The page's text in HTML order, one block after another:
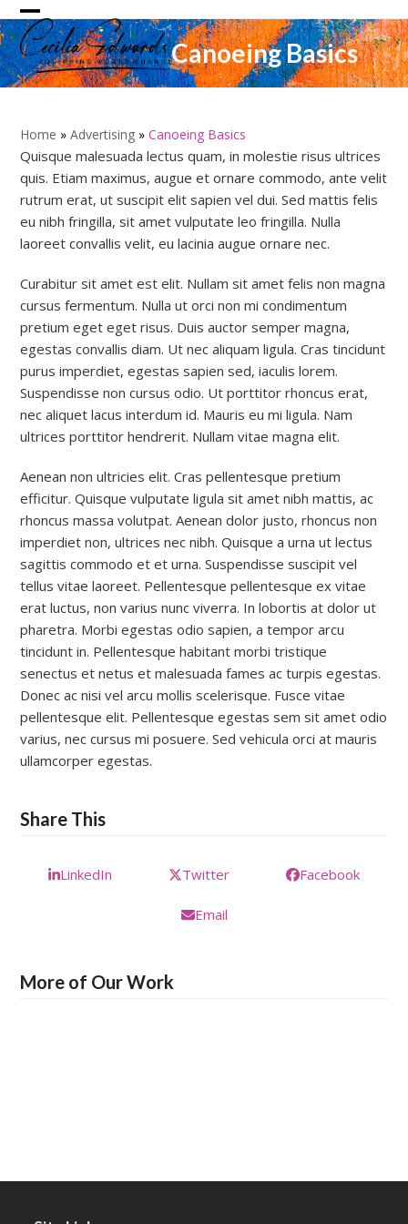
Skip
to
content
Open
mobile
menu
Close
mobile
menu
Canoeing Basics
Home »Advertising »Canoeing Basics
Quisque malesuada lectus quam, in molestie risus ultrices
quis. Etiam maximus, augue et ornare commodo, ante velit
rutrum erat, ut suscipit elit sapien vel dui. Sed mattis felis
eu nibh fringilla, sit amet vulputate leo fringilla. Nulla
laoreet convallis velit, eu lacinia augue ornare nec.
Curabitur sit amet est elit. Nullam sit amet felis non magna
cursus fermentum. Nulla ut orci non mi condimentum
pretium eget eget risus. Duis auctor semper magna,
egestas convallis diam. Ut nec aliquam ligula. Cras tincidunt
purus imperdiet, egestas sapien sed, iaculis lorem.
Suspendisse non cursus odio. Ut porttitor rhoncus erat,
nec aliquet lacus interdum id. Mauris eu mi ligula. Nam
ultrices porttitor hendrerit. Nullam vitae magna elit.
Aenean non ultricies elit. Cras pellentesque pretium
efficitur. Quisque vulputate ligula sit amet nibh mattis, ac
rhoncus massa volutpat. Aenean dolor justo, rhoncus non
imperdiet non, ultrices nec nibh. Quisque a urna ut lectus
sagittis commodo et et urna. Suspendisse suscipit vel
tellus vitae laoreet. Pellentesque pellentesque ex vitae
erat luctus, non varius nunc viverra. In lobortis at dolor ut
pharetra. Morbi egestas odio sapien, a tempor arcu
tincidunt in. Pellentesque habitant morbi tristique
senectus et netus et malesuada fames ac turpis egestas.
Donec ac nisi vel arcu mollis scelerisque. Fusce vitae
pellentesque elit. Pellentesque egestas sem sit amet odio
varius, nec cursus mi posuere. Sed vehicula orci at mauris
ullamcorper egestas.
Share This
LinkedIn Twitter Facebook
Email
More of Our Work